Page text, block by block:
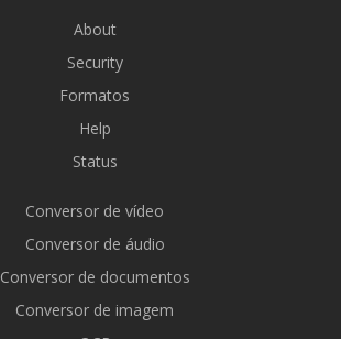
About
Security
Formatos
Help
Status
Conversor de vídeo
Conversor de áudio
Conversor de documentos
Conversor de imagem